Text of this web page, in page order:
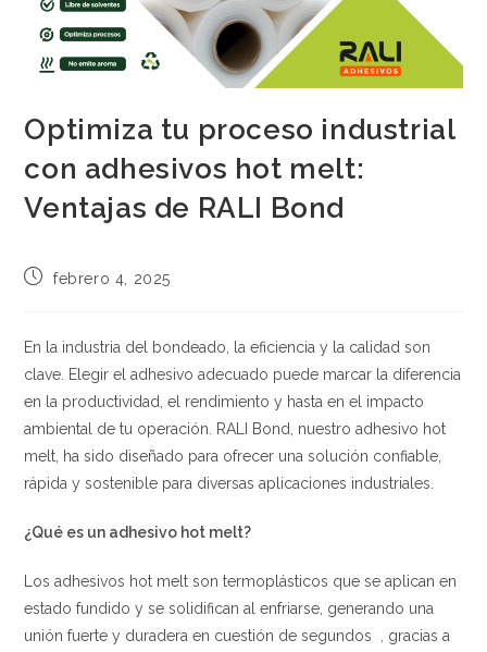
Optimiza tu proceso industrial
con adhesivos hot melt:
Ventajas de RALI Bond
Publicación
entrada:
febrero 4, 2025
En la industria del bondeado, la eficiencia y la calidad son
clave. Elegir el adhesivo adecuado puede marcar la diferencia
en la productividad, el rendimiento y hasta en el impacto
ambiental de tu operación. RALI Bond, nuestro adhesivo hot
melt, ha sido diseñado para ofrecer una solución confiable,
rápida y sostenible para diversas aplicaciones industriales.
¿Qué es un adhesivo hot melt?
Los adhesivos hot melt son termoplásticos que se aplican en
estado fundido y se solidifican al enfriarse, generando una
unión fuerte y duradera en cuestión de segundos , gracias a